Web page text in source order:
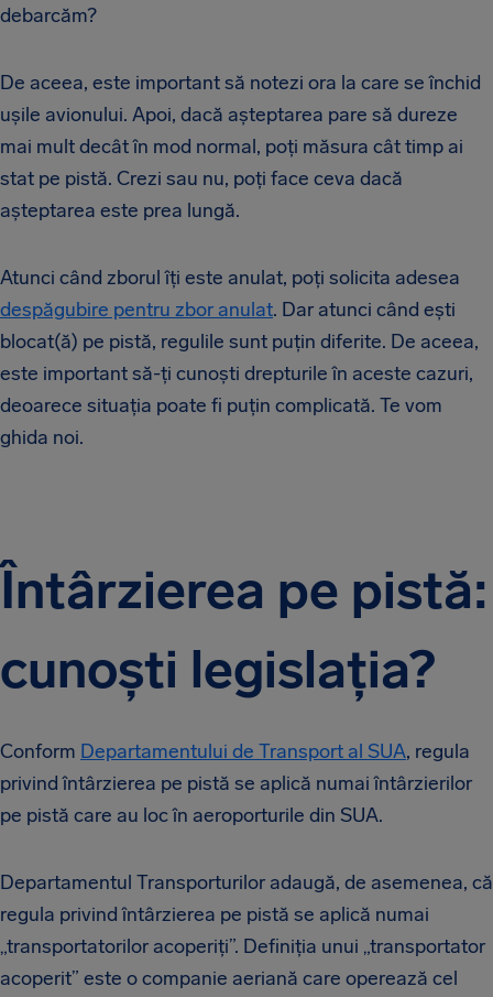
debarcăm?
De aceea, este important să notezi ora la care se închid
ușile avionului. Apoi, dacă așteptarea pare să dureze
mai mult decât în mod normal, poți măsura cât timp ai
stat pe pistă. Crezi sau nu, poți face ceva dacă
așteptarea este prea lungă.
Atunci când zborul îți este anulat, poți solicita adesea
despăgubire pentru zbor anulat. Dar atunci când ești
blocat(ă) pe pistă, regulile sunt puțin diferite. De aceea,
este important să-ți cunoști drepturile în aceste cazuri,
deoarece situația poate fi puțin complicată. Te vom
ghida noi.
Întârzierea pe pistă:
cunoști legislația?
Conform Departamentului de Transport al SUA, regula
privind întârzierea pe pistă se aplică numai întârzierilor
pe pistă care au loc în aeroporturile din SUA.
Departamentul Transporturilor adaugă, de asemenea, că
regula privind întârzierea pe pistă se aplică numai
„transportatorilor acoperiți”. Definiția unui „transportator
acoperit” este o companie aeriană care operează cel